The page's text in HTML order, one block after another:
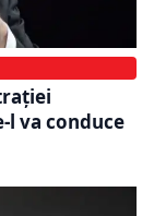
l va conduce